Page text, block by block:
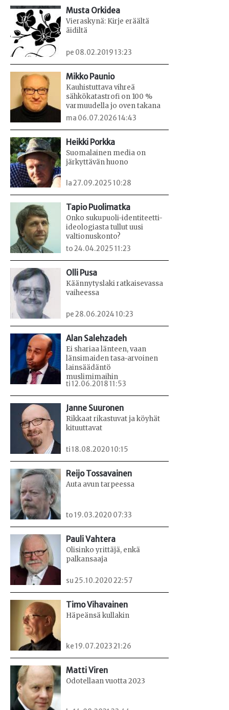
Musta Orkidea
Vieraskynä: Kirje eräältä
äidiltä
pe 08.02.2019 13:23
Mikko Paunio
Kauhistuttava vihreä
sähkökatastrofi on 100 %
varmuudella jo oven takana
ma 06.07.2026 14:43
Heikki Porkka
Suomalainen media on
järkyttävän huono
la 27.09.2025 10:28
Tapio Puolimatka
Onko sukupuoli-identiteetti-
ideologiasta tullut uusi
valtionuskonto?
to 24.04.2025 11:23
Olli Pusa
Käännytyslaki ratkaisevassa
vaiheessa
pe 28.06.2024 10:23
Alan Salehzadeh
Ei shariaa länteen, vaan
länsimaiden tasa-arvoinen
lainsäädäntö
muslimimaihin
ti 12.06.2018 11:53
Janne Suuronen
Rikkaat rikastuvat ja köyhät
kituuttavat
ti 18.08.2020 10:15
Reijo Tossavainen
Auta avun tarpeessa
to 19.03.2020 07:33
Pauli Vahtera
Olisinko yrittäjä, enkä
palkansaaja
su 25.10.2020 22:57
Timo Vihavainen
Häpeänsä kullakin
ke 19.07.2023 21:26
Matti Viren
Odotellaan vuotta 2023